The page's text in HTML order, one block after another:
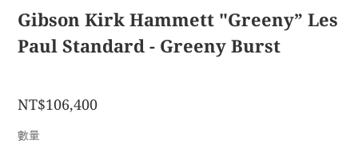
Gibson Kirk Hammett "Greeny” Les
Paul Standard - Greeny Burst
NT$106,400
數量